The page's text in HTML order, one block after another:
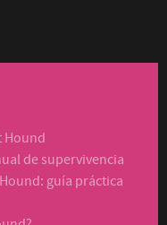
Hound
de supervivencia
guía práctica